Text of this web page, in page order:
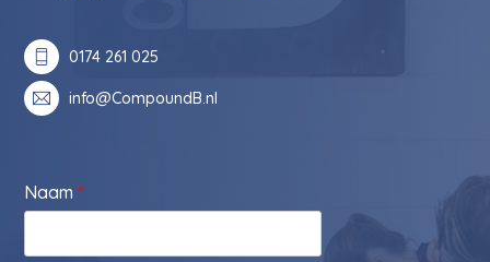
0174 261 025
info@CompoundB.nl
Naam*